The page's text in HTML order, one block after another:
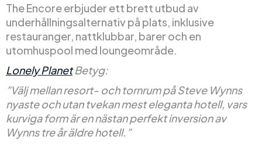
The Encore erbjuder ett brett utbud av
underhållningsalternativ på plats, inklusive
restauranger, nattklubbar, barer och en
utomhuspool med loungeområde.
Lonely Planet Betyg:
”Välj mellan resort- och tornrum på Steve Wynns
nyaste och utan tvekan mest eleganta hotell, vars
kurviga form är en nästan perfekt inversion av
Wynns tre år äldre hotell.”